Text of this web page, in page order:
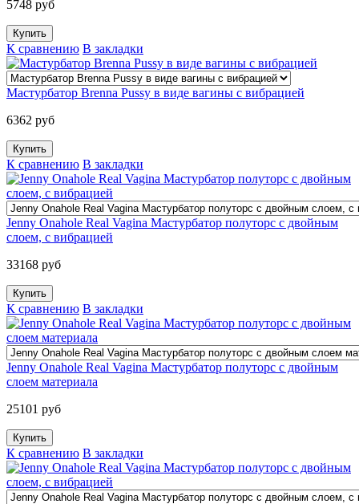
5748 руб
К сравнению В закладки
Мастурбатор Brenna Pussy в виде вагины с вибрацией
6362 руб
К сравнению В закладки
Jenny Onahole Real Vagina Мастурбатор полуторс с двойным
слоем, с вибрацией
33168 руб
К сравнению В закладки
Jenny Onahole Real Vagina Мастурбатор полуторс с двойным
слоем материала
25101 руб
К сравнению В закладки